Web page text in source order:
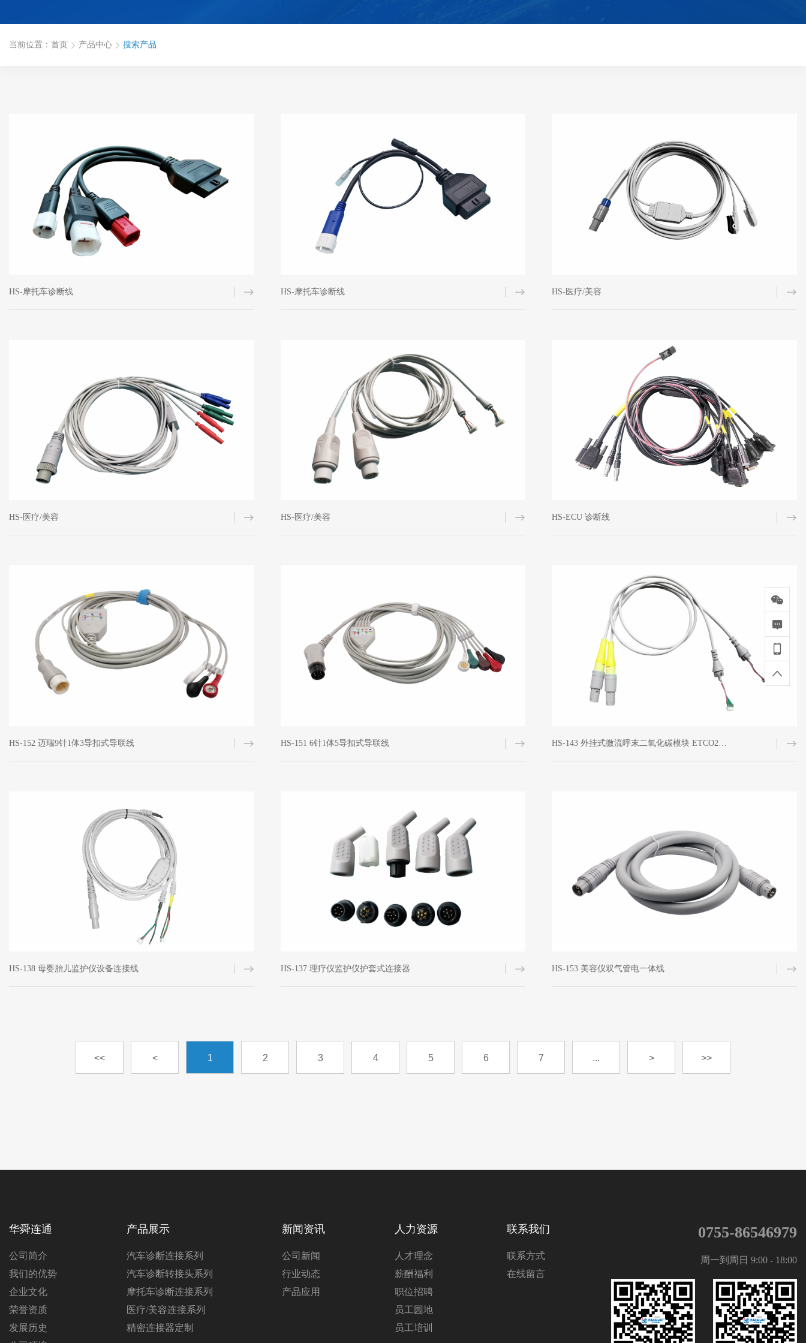
当前位置： 首页 产品中心 搜索产品
HS-摩托车诊断线 HS-摩托车诊断线 HS-医疗/美容
HS-医疗/美容 HS-医疗/美容 HS-ECU 诊断线
HS-152 迈瑞9针1体3导扣式导联线 HS-151 6针1体5导扣式导联线
HS-138 母婴胎儿监护仪设备连接线 HS-137 理疗仪监护仪护套式连接器 HS-153 美容仪双气管电一体线
<< < 1 2 3 4 5 6 7 ... > >>
华舜连通
公司简介
我们的优势
企业文化
荣誉资质
发展历史
产品展示
汽车诊断连接系列
汽车诊断转接头系列
摩托车诊断连接系列
医疗/美容连接系列
精密连接器定制
新闻资讯
公司新闻
行业动态
产品应用
人力资源
人才理念
薪酬福利
职位招聘
员工园地
员工培训
联系我们
联系方式
在线留言
0755-86546979
周一到周日 9:00 - 18:00